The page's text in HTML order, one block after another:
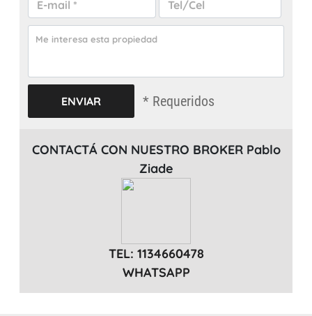
* Requeridos
CONTACTÁ CON NUESTRO BROKER Pablo
Ziade
TEL: 1134660478
WHATSAPP